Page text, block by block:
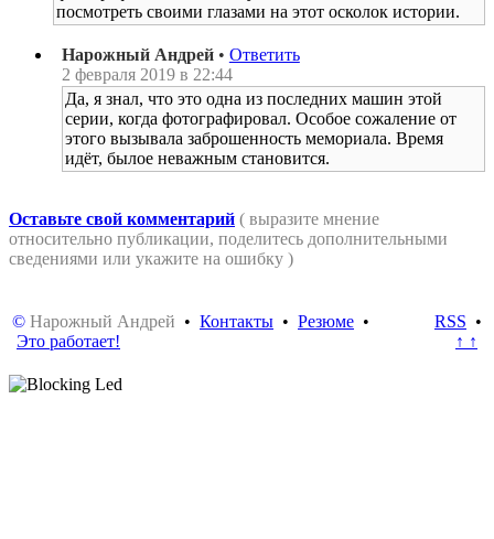
посмотреть своими глазами на этот осколок истории.
Нарожный Андрей • Ответить
2 февраля 2019 в 22:44
Да, я знал, что это одна из последних машин этой
серии, когда фотографировал. Особое сожаление от
этого вызывала заброшенность мемориала. Время
идёт, былое неважным становится.
Оставьте свой комментарий ( выразите мнение
относительно публикации, поделитесь дополнительными
сведениями или укажите на ошибку )
© Нарожный Андрей • Контакты • Резюме •
Это работает!
RSS •
↑ ↑